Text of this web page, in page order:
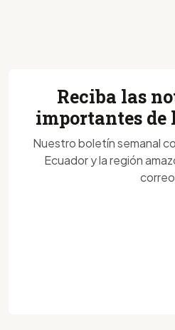
Reciba las
importantes de
Nuestro boletín semanal
Ecuador y la región